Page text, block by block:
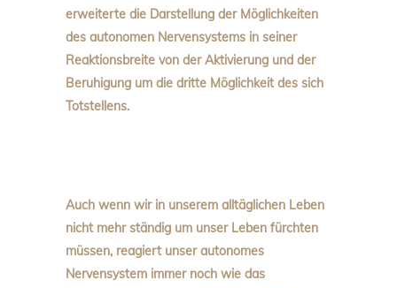
erweiterte die Darstellung der Möglichkeiten
des autonomen Nervensystems in seiner
Reaktionsbreite von der Aktivierung und der
Beruhigung um die dritte Möglichkeit des sich
Totstellens.
Auch wenn wir in unserem alltäglichen Leben
nicht mehr ständig um unser Leben fürchten
müssen, reagiert unser autonomes
Nervensystem immer noch wie das